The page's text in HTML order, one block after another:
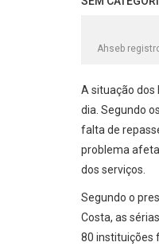
Ahseb
A situação dos
dia. Segundo
falta de
problema
dos serviços.
Segundo o
Costa, as
80 instituições